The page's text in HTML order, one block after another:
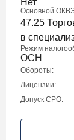
Нет
Основной
47.25
в
Режим
ОСН
Обороты:
Лицензии:
Допуск СРО: